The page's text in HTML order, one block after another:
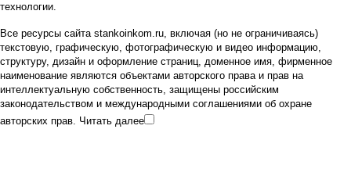
технологии.
Все ресурсы сайта stankoinkom.ru, включая (но не ограничиваясь)
текстовую, графическую, фотографическую и видео информацию,
структуру, дизайн и оформление страниц, доменное имя, фирменное
наименование являются объектами авторского права и прав на
интеллектуальную собственность, защищены российским
законодательством и международными соглашениями об охране
авторских прав. Читать далее